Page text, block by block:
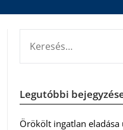
Legutóbbi
Örökölt ingatlan